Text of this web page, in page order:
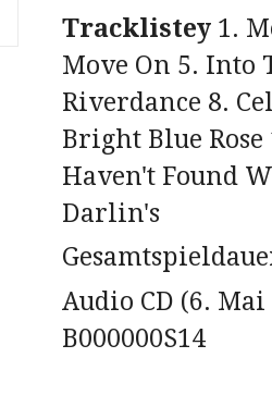
Tracklistey 1.
Move On 5. Into
Riverdance 8.
Bright Blue
Haven't Found
Darlin's
Audio CD (6. Mai
B000000S14